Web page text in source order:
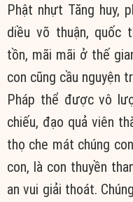
Phật nhựt Tăng huy,
diều võ thuận, quốc
tồn, mãi mãi ở thế
con cũng cầu nguyện
Pháp thể được vô
chiếu, đạo quả viên
thọ che mát chúng
con, là con thuyền
an vui giải thoát.